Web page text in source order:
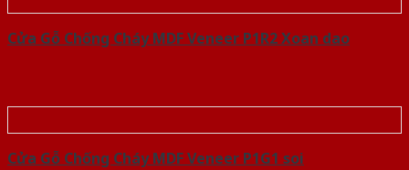
Cửa Gỗ Chống Cháy MDF Veneer P1R2 Xoan dao
Cửa Gỗ Chống Cháy MDF Veneer P1G1 soi